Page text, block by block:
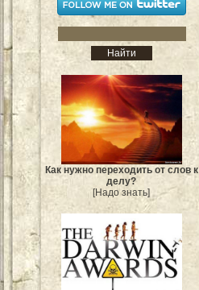
Как нужно переходить от слов к
делу?
[Надо знать]